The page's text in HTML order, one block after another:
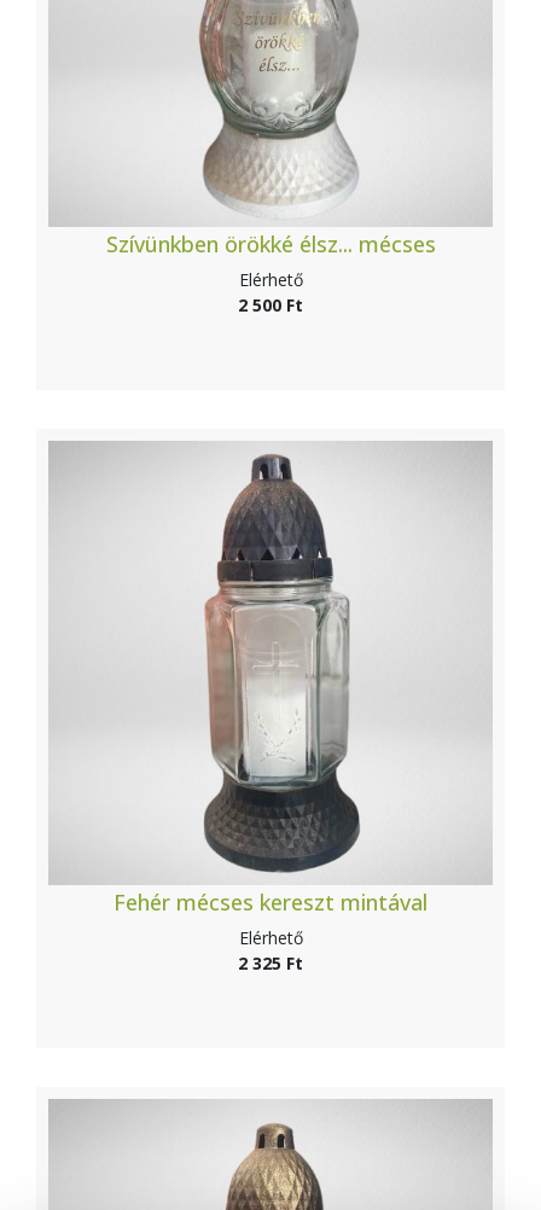
Szívünkben örökké élsz... mécses
Elérhető
2 500 Ft
Fehér mécses kereszt mintával
Elérhető
2 325 Ft